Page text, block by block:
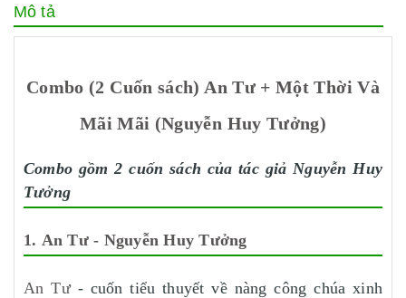
Mô tả
Combo (2 Cuốn sách) An Tư + Một Thời Và
Mãi Mãi (Nguyễn Huy Tưởng)
Combo gồm 2 cuốn sách của tác giả Nguyễn Huy
Tưởng
1. An Tư - Nguyễn Huy Tưởng
An Tư- cuốn tiểu thuyết về nàng công chúa xinh